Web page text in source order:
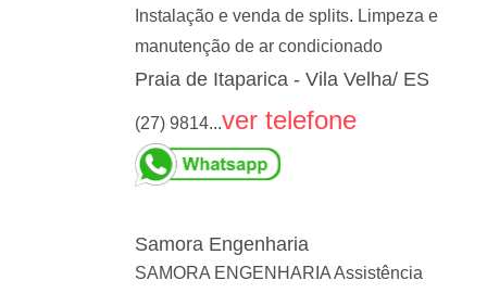
Instalação e venda de splits. Limpeza e
manutenção de ar condicionado
Praia de Itaparica - Vila Velha/ ES
(27) 9814...ver telefone
Samora Engenharia
SAMORA ENGENHARIA Assistência